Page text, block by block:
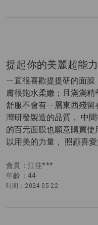
會員：江佳***
年齡：44
時間：2024-05-22
提起你的美麗超能力
ㄧ直很喜歡提提研的面
膚很飽水柔嫩；且滿滿
舒服不會有ㄧ層東西殘
灣研發製造的品質， 中
的百元面膜也願意購買
以用美的力量， 照顧喜愛